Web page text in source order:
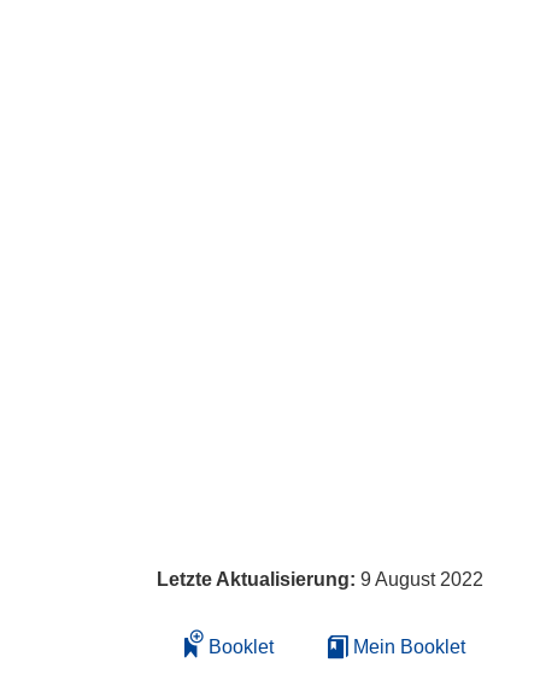
Letzte Aktualisierung: 9 August 2022
Booklet Mein Booklet